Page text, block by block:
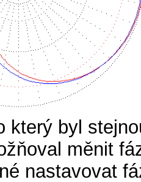
který byl
měnit
nastavovat